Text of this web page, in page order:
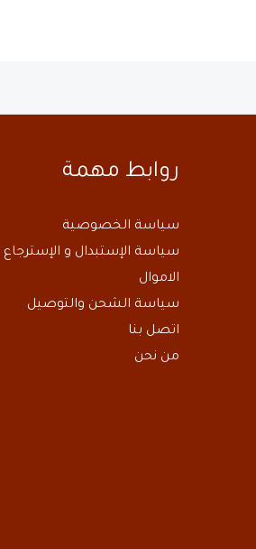
روابط مهمة
سياسة الخصوصية
سياسة الإستبدال و الإسترجاع
الاموال
سياسة الشحن والتوصيل
اتصل بنا
من نحن